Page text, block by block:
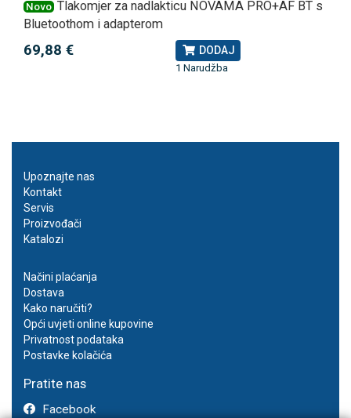
Novo Tlakomjer za nadlakticu NOVAMA PRO+AF BT s
Bluetoothom i adapterom
69,88 € DODAJ
1 Narudžba
Upoznajte nas
Kontakt
Servis
Proizvođači
Katalozi
Načini plaćanja
Dostava
Kako naručiti?
Opći uvjeti online kupovine
Privatnost podataka
Postavke kolačića
Pratite nas
Facebook